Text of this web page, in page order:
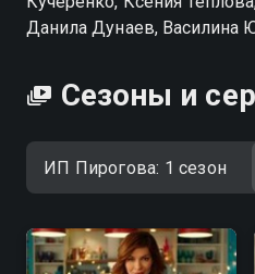
Данила Дунаев, Василина
Сезоны и